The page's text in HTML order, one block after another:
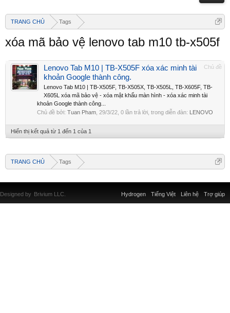
TRANG CHỦ Tags
xóa mã bảo vệ lenovo tab m10 tb-x505f
Chủ đề
Lenovo Tab M10 | TB-X505F xóa xác minh tài
khoản Google thành công.
Lenovo Tab M10 | TB-X505F, TB-X505X, TB-X505L, TB-X605F, TB-
X605L xóa mã bảo vệ - xóa mật khẩu màn hình - xóa xác minh tài
khoản Google thành công...
Chủ đề bởi: Tuan Pham 29/3/22 , 0 lần trả lời, trong diễn đàn: LENOVO
Hiển thị kết quả từ 1 đến 1 của 1
TRANG CHỦ Tags
Liên hệ Trợ giúp
Hydrogen Tiếng Việt
Designed by Brivium LLC.